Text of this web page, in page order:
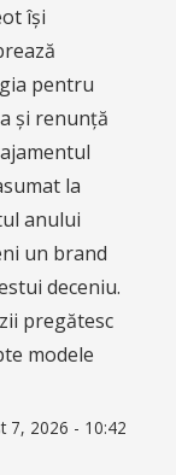
își
pentru
și renunță
la
anului
un brand
deceniu.
pregătesc
modele
7, 2026 - 10:42